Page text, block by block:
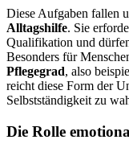
Diese Aufgaben fallen
Alltagshilfe. Sie
Qualifikation und
Besonders für
Pflegegrad, also
reicht diese Form der
Selbstständigkeit zu
Die Rolle